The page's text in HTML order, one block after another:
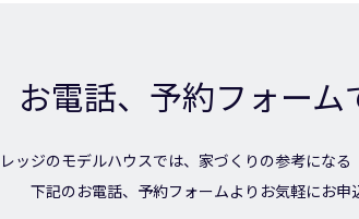
お電話、予約フォーム
ッジのモデルハウスでは、家づくりの参考になる
下記のお電話、予約フォームよりお気軽にお申